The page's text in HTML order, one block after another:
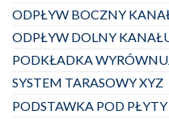
ODPŁYW BOCZNY
ODPŁYW DOLNY
PODKŁADKA
SYSTEM TARASOWY XYZ
PODSTAWKA POD